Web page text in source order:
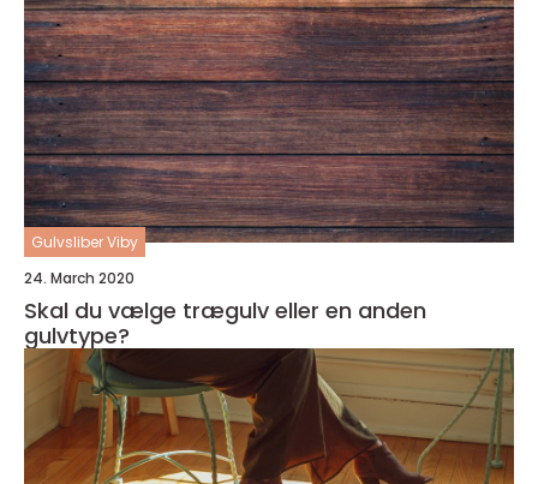
Gulvsliber Viby
24. March 2020
Skal du vælge trægulv eller en anden
gulvtype?